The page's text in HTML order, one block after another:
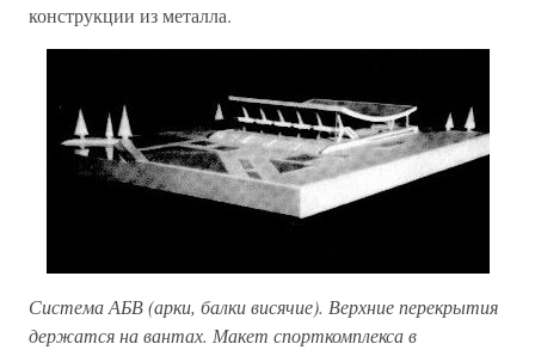
конструкции из металла.
Система АБВ (арки, балки висячие). Верхние перекрытия
держатся на вантах. Макет спорткомплекса в